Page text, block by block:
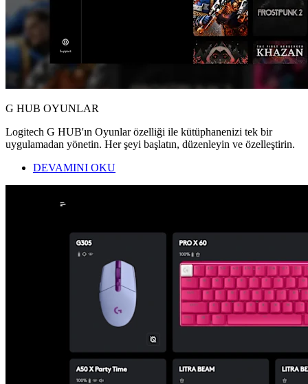
G HUB OYUNLAR
Logitech G HUB'ın Oyunlar özelliği ile kütüphanenizi tek bir
uygulamadan yönetin. Her şeyi başlatın, düzenleyin ve özelleştirin.
DEVAMINI OKU